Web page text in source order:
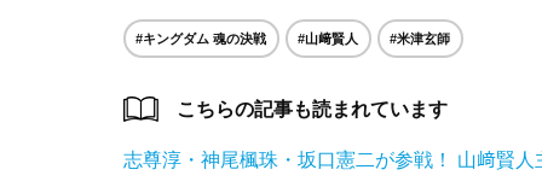
#キングダム 魂の決戦 #山﨑賢人 #米津玄師
こちらの記事も読まれています
志尊淳・神尾楓珠・坂口憲二が参戦！ 山﨑賢